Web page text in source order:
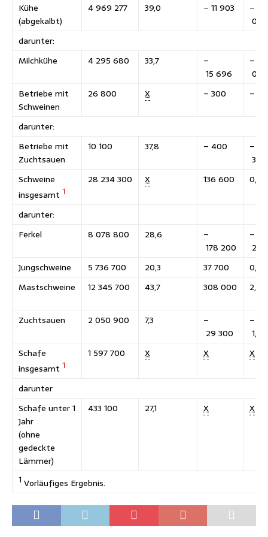
1 Vorläufiges Ergebnis.
Kühe
(abgekalbt)
4 969 277 39,0 – 11 903
–
0,2
darunter:
Milchkühe
4 295 680 33,7
–
15 696
–
0,4
Betriebe mit
Schweinen
26 800 X – 300 – 1,1
darunter:
Betriebe mit
Zuchtsauen
10 100 37,8 – 400
–
3,6
Schweine
insgesamt 1
28 234 300 X 136 600 0,5
darunter:
Ferkel
8 078 800 28,6
–
178 200
–
2,2
Jungschweine
5 736 700 20,3 37 700
0,7
Mastschweine
12 345 700 43,7 308 000 2,6
Zuchtsauen 2 050 900 7,3
–
29 300
–
1,4
Schafe
insgesamt 1
1 597 700 X X X
darunter
Schafe unter 1
Jahr
(ohne
gedeckte
Lämmer)
433 100 27,1 X X